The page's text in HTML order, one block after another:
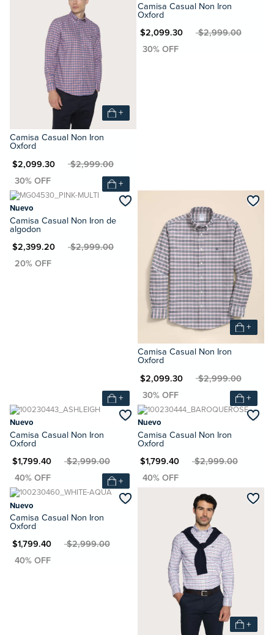
+
Camisa Casual Non Iron
Oxford
$2,099.30MXN $2,999.00
Camisa Casual Non Iron
Oxford
MXN $2,099.30MXN $2,999.00
+
Nuevo
Camisa Casual Non Iron de
algodon
$2,399.20MXN $2,999.00
+
Camisa Casual Non Iron
Oxford
MXN $2,099.30MXN $2,999.00
+
Nuevo
Camisa Casual Non Iron
Oxford
$1,799.40MXN $2,999.00
+
Nuevo
Camisa Casual Non Iron
Oxford
MXN $1,799.40MXN $2,999.00
+
Nuevo
Camisa Casual Non Iron
Oxford
$1,799.40MXN $2,999.00
+